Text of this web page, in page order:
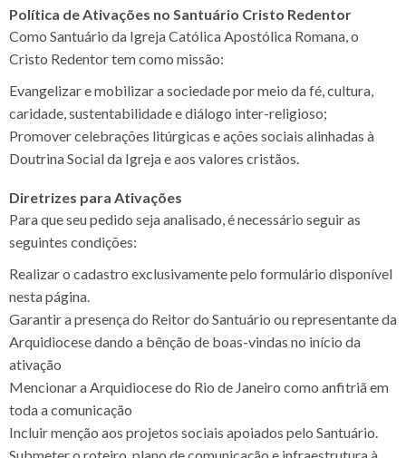
Política de Ativações no Santuário Cristo Redentor
Como Santuário da Igreja Católica Apostólica Romana, o
Cristo Redentor tem como missão:
Evangelizar e mobilizar a sociedade por meio da fé, cultura,
caridade, sustentabilidade e diálogo inter-religioso;
Promover celebrações litúrgicas e ações sociais alinhadas à
Doutrina Social da Igreja e aos valores cristãos.
Diretrizes para Ativações
Para que seu pedido seja analisado, é necessário seguir as
seguintes condições:
Realizar o cadastro exclusivamente pelo formulário disponível
nesta página.
Garantir a presença do Reitor do Santuário ou representante da
Arquidiocese dando a bênção de boas-vindas no início da
ativação
Mencionar a Arquidiocese do Rio de Janeiro como anfitriã em
toda a comunicação
Incluir menção aos projetos sociais apoiados pelo Santuário.